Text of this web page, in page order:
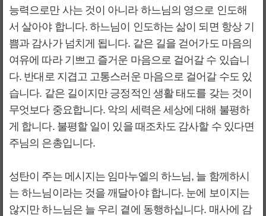
능력으로만 사는 것이 아니라 하느님의 영으로 인도해
서 살아야 합니다. 하느님이 인도하는 삶이 되면 항상 기
쁨과 감사가 넘치게 됩니다. 같은 길을 걷어가도 마음의
여유에 따라 기쁘고 즐거운 마음으로 걸어갈 수 있습니
다. 반대로 지겹고 고통스러운 마음으로 걸어갈 수도 있
습니다. 같은 길이지만 긍정적인 생활 태도를 갖는 것이
무엇보다 중요합니다. 악의 세력은 세상에 대해 불평하
게 합니다. 불평할 일이 있을 때조차도 감사할 수 있다면
주님의 은총입니다.
성탄이 주는 메시지는 임마누엘의 하느님, 늘 함께하시
는 하느님이라는 것을 깨달아야 합니다. 눈에 보이지는
않지만 하느님은 늘 우리 곁에 동행하십니다. 매사에 감